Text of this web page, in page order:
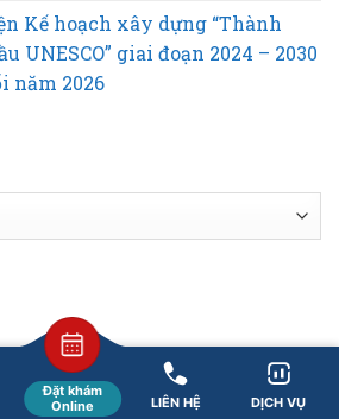
Kế hoạch xây dựng “Thành
UNESCO” giai đoạn 2024 – 2030
năm 2026
thuộc về Bệnh viện An Bình | Phát
Truyền thông - Sự kiện.
Đặt khám
Online
LIÊN HỆ DỊCH VỤ